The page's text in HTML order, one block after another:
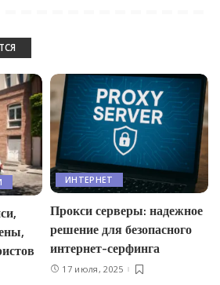
ИНТЕРНЕТ
Прокси серверы: надежное
решение для безопасного
интернет-серфинга
17 июля, 2025